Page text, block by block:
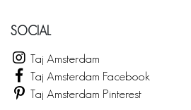
SOCIAL
Taj Amsterdam
Taj Amsterdam Facebook
Taj Amsterdam Pinterest